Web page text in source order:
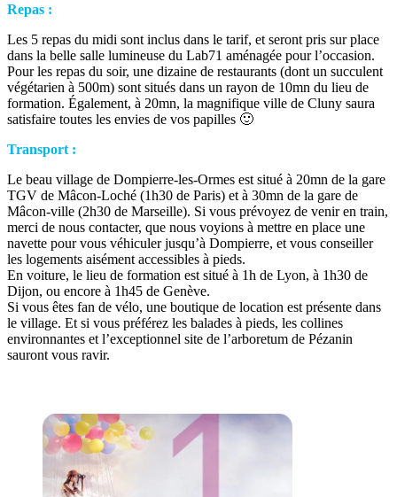
Repas :
Les 5 repas du midi sont inclus dans le tarif, et seront pris sur place
dans la belle salle lumineuse du Lab71 aménagée pour l’occasion.
Pour les repas du soir, une dizaine de restaurants (dont un succulent
végétarien à 500m) sont situés dans un rayon de 10mn du lieu de
formation. Également, à 20mn, la magnifique ville de Cluny saura
satisfaire toutes les envies de vos papilles 🙂
Transport :
Le beau village de Dompierre-les-Ormes est situé à 20mn de la gare
TGV de Mâcon-Loché (1h30 de Paris) et à 30mn de la gare de
Mâcon-ville (2h30 de Marseille). Si vous prévoyez de venir en train,
merci de nous contacter, que nous voyions à mettre en place une
navette pour vous véhiculer jusqu’à Dompierre, et vous conseiller
les logements aisément accessibles à pieds.
En voiture, le lieu de formation est situé à 1h de Lyon, à 1h30 de
Dijon, ou encore à 1h45 de Genève.
Si vous êtes fan de vélo, une boutique de location est présente dans
le village. Et si vous préférez les balades à pieds, les collines
environnantes et l’exceptionnel site de l’arboretum de Pézanin
sauront vous ravir.